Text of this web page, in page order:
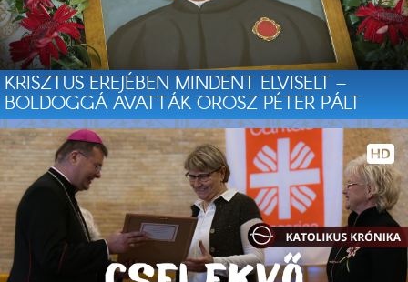
KRISZTUS EREJÉBEN MINDENT ELVISELT –
BOLDOGGÁ AVATTÁK OROSZ PÉTER PÁLT